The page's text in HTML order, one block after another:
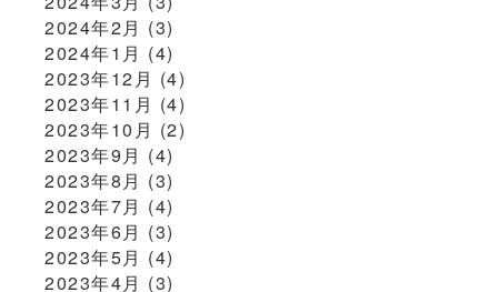
2024年2月 (3)
2024年1月 (4)
2023年12月 (4)
2023年11月 (4)
2023年10月 (2)
2023年9月 (4)
2023年8月 (3)
2023年7月 (4)
2023年6月 (3)
2023年5月 (4)
2023年4月 (3)